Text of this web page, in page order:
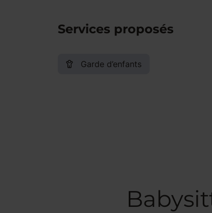
Services proposés
Garde d’enfants